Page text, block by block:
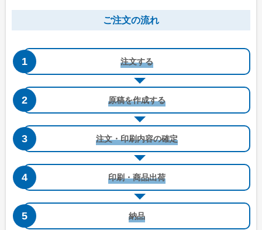
W105 x H235 mm
A4三つ折りが入る
W95 x H217 mm
A4四つ折りが入る
ご注文の流れ
注文する
原稿を作成する
注文・印刷内容の確定
印刷・商品出荷
納品